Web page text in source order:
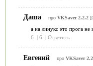
Даша про VKSaver 2.2.2
а на линукс это прога не
6
| 6 | Ответить
Евгений про VKSaver